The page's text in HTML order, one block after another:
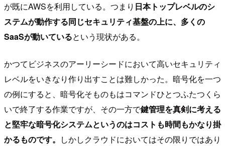
が既にAWSを利用している。つまり 日本トップレベルのシ
ステムが動作する同じセキュリティ基盤の上に、多くの
SaaSが動いているという現状がある。
かつてビジネスのアーリーシードにおいて高いセキュリティ
レベルをいきなり作り出すことは難しかった。暗号化を一つ
の例にすると、暗号化そものもはコマンドひとつふたつくら
いで終了する作業ですが、その一方で鍵管理を真剣に考える
と堅牢な暗号化システムというのはコストも時間もかなり掛
かるものです。 しかしクラウドにおいてはその限りではあり